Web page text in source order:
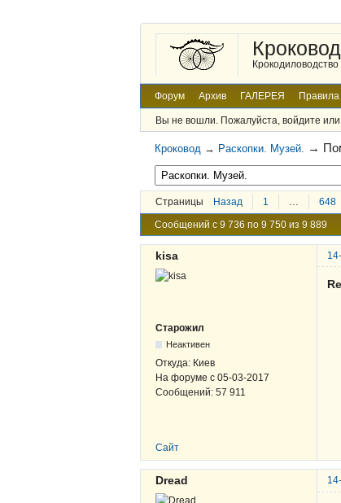
Кроковод
Крокодиловодство
Форум Архив ГАЛЕРЕЯ Правила
Вы не вошли. Пожалуйста, войдите или
Кроковод → Раскопки. Музей. →
Страницы Назад 1 … 648
Сообщений с 9 736 по 9 750 из 9 889
kisa
Старожил
Неактивен
Откуда: Киев
На форуме с 05-03-2017
Сообщений: 57 911
Сайт
Dread